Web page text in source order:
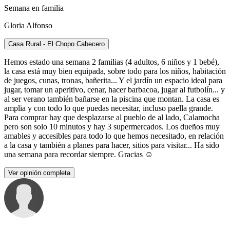
Semana en familia
Gloria Alfonso
Casa Rural - El Chopo Cabecero
Hemos estado una semana 2 familias (4 adultos, 6 niños y 1 bebé),
la casa está muy bien equipada, sobre todo para los niños, habitación
de juegos, cunas, tronas, bañerita... Y el jardín un espacio ideal para
jugar, tomar un aperitivo, cenar, hacer barbacoa, jugar al futbolín... y
al ser verano también bañarse en la piscina que montan. La casa es
amplia y con todo lo que puedas necesitar, incluso paella grande.
Para comprar hay que desplazarse al pueblo de al lado, Calamocha
pero son solo 10 minutos y hay 3 supermercados. Los dueños muy
amables y accesibles para todo lo que hemos necesitado, en relación
a la casa y también a planes para hacer, sitios para visitar... Ha sido
una semana para recordar siempre. Gracias ☺️
Ver opinión completa